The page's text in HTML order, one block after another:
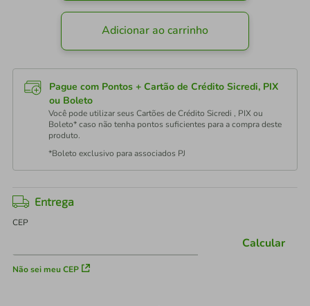
Adicionar ao carrinho
Pague com Pontos + Cartão de Crédito Sicredi, PIX
ou Boleto
Você pode utilizar seus Cartões de Crédito Sicredi , PIX ou
Boleto* caso não tenha pontos suficientes para a compra deste
produto.
*Boleto exclusivo para associados PJ
Entrega
CEP
Não sei meu CEP
Calcular